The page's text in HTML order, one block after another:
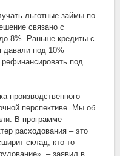
льготные займы по
связано с
8%. Раньше кредиты с
давали под 10%
под
производственного
перспективе. Мы об
В программе
расходования – это
склад, кто-то
– заявил в